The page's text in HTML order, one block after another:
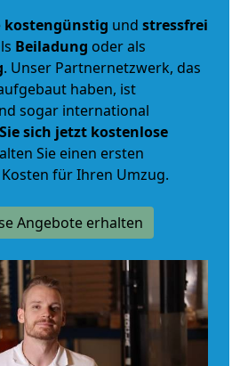
kostengünstig und stressfrei
Beiladung oder als
. Unser Partnernetzwerk, das
haben, ist
sogar international
sich jetzt kostenlose
Sie einen ersten
für Ihren Umzug.
Angebote erhalten